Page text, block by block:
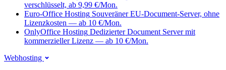
verschlüsselt, ab 9,99 €/Mon.
Euro-Office Hosting Souveräner EU-Document-Server, ohne
Lizenzkosten — ab 10 €/Mon.
OnlyOffice Hosting Dedizierter Document Server mit
kommerzieller Lizenz — ab 10 €/Mon.
Webhosting